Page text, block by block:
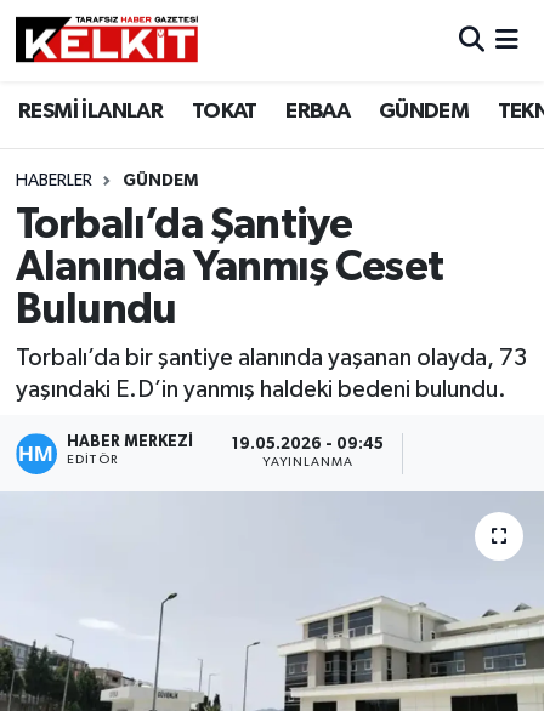
RESMİ İLANLAR TOKAT ERBAA GÜNDEM
HABERLER GÜNDEM
Torbalı’da Şantiye
Alanında Yanmış Ceset
Bulundu
Torbalı’da bir şantiye alanında yaşanan olayda, 73
yaşındaki E.D’in yanmış haldeki bedeni bulundu.
HABER MERKEZİ
EDITÖR
19.05.2026 - 09:45
YAYINLANMA